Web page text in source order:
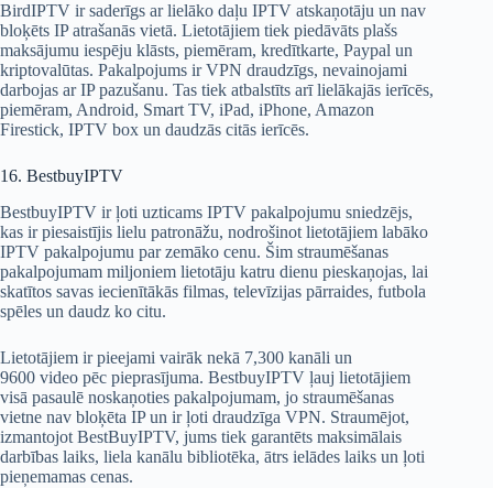
BirdIPTV ir saderīgs ar lielāko daļu IPTV atskaņotāju un nav
bloķēts IP atrašanās vietā. Lietotājiem tiek piedāvāts plašs
maksājumu iespēju klāsts, piemēram, kredītkarte, Paypal un
kriptovalūtas. Pakalpojums ir VPN draudzīgs, nevainojami
darbojas ar IP pazušanu. Tas tiek atbalstīts arī lielākajās ierīcēs,
piemēram, Android, Smart TV, iPad, iPhone, Amazon
Firestick, IPTV box un daudzās citās ierīcēs.
16. BestbuyIPTV
BestbuyIPTV ir ļoti uzticams IPTV pakalpojumu sniedzējs,
kas ir piesaistījis lielu patronāžu, nodrošinot lietotājiem labāko
IPTV pakalpojumu par zemāko cenu. Šim straumēšanas
pakalpojumam miljoniem lietotāju katru dienu pieskaņojas, lai
skatītos savas iecienītākās filmas, televīzijas pārraides, futbola
spēles un daudz ko citu.
Lietotājiem ir pieejami vairāk nekā 7,300 kanāli un
9600 video pēc pieprasījuma. BestbuyIPTV ļauj lietotājiem
visā pasaulē noskaņoties pakalpojumam, jo ​​straumēšanas
vietne nav bloķēta IP un ir ļoti draudzīga VPN. Straumējot,
izmantojot BestBuyIPTV, jums tiek garantēts maksimālais
darbības laiks, liela kanālu bibliotēka, ātrs ielādes laiks un ļoti
pieņemamas cenas.